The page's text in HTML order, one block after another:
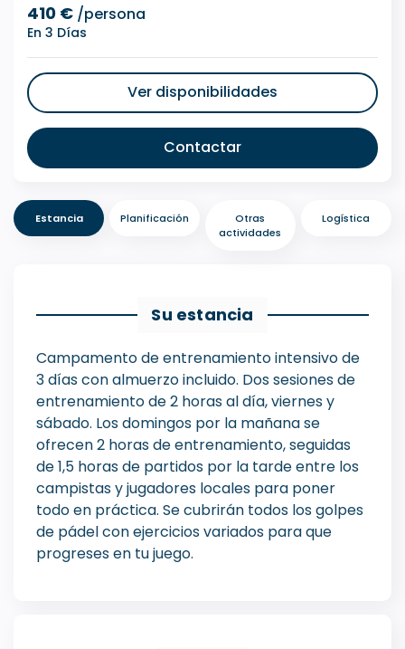
410 € /persona
En 3 Días
Ver disponibilidades
Contactar
Estancia Planificación
Otras
actividades
Logística
Su estancia
Campamento de entrenamiento intensivo de
3 días con almuerzo incluido. Dos sesiones de
entrenamiento de 2 horas al día, viernes y
sábado. Los domingos por la mañana se
ofrecen 2 horas de entrenamiento, seguidas
de 1,5 horas de partidos por la tarde entre los
campistas y jugadores locales para poner
todo en práctica. Se cubrirán todos los golpes
de pádel con ejercicios variados para que
progreses en tu juego.